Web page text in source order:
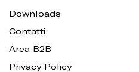
Downloads
Contatti
Area B2B
Privacy Policy